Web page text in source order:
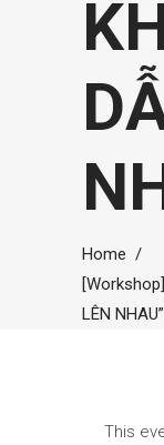
Home /
LÊN NHAU”
This